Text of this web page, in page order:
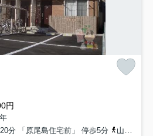
円
分 「原尾島住宅前」 停歩5分
山陽本線「高島」駅 徒歩24分